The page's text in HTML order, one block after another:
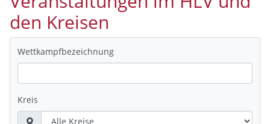
den Kreisen
Wettkampfbezeichnung
Kreis